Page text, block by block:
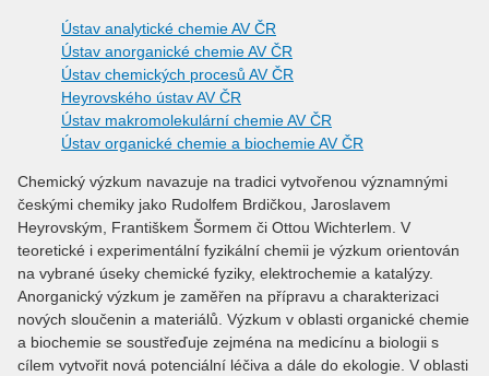
Ústav analytické chemie AV ČR
Ústav anorganické chemie AV ČR
Ústav chemických procesů AV ČR
Heyrovského ústav AV ČR
Ústav makromolekulární chemie AV ČR
Ústav organické chemie a biochemie AV ČR
Chemický výzkum navazuje na tradici vytvořenou významnými
českými chemiky jako Rudolfem Brdičkou, Jaroslavem
Heyrovským, Františkem Šormem či Ottou Wichterlem. V
teoretické i experimentální fyzikální chemii je výzkum orientován
na vybrané úseky chemické fyziky, elektrochemie a katalýzy.
Anorganický výzkum je zaměřen na přípravu a charakterizaci
nových sloučenin a materiálů. Výzkum v oblasti organické chemie
a biochemie se soustřeďuje zejména na medicínu a biologii s
cílem vytvořit nová potenciální léčiva a dále do ekologie. V oblasti